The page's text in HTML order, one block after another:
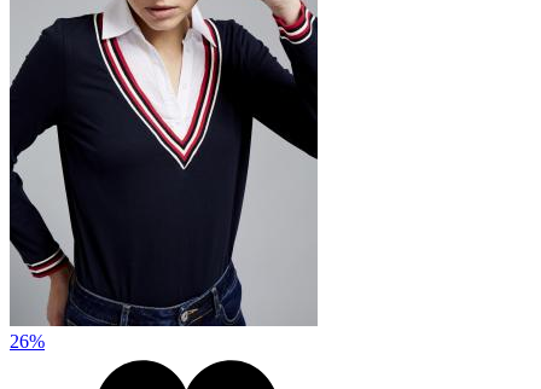
26%